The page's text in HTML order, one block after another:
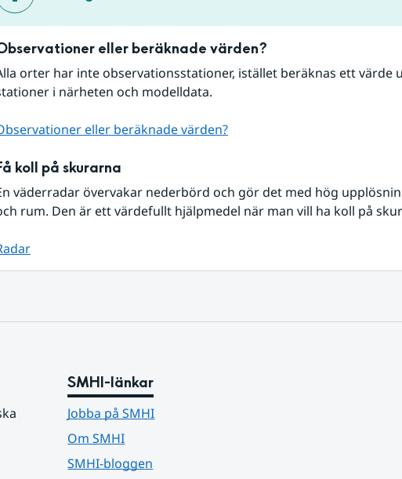
eller beräknade värden?
orter har inte observationsstationer, istället beräknas ett värde
i närheten och modelldata.
eller beräknade värden?
koll på skurarna
väderradar övervakar nederbörd och gör det med hög
rum. Den är ett värdefullt hjälpmedel när man vill ha koll på
SMHI-länkar
Jobba på SMHI
Om SMHI
SMHI-bloggen